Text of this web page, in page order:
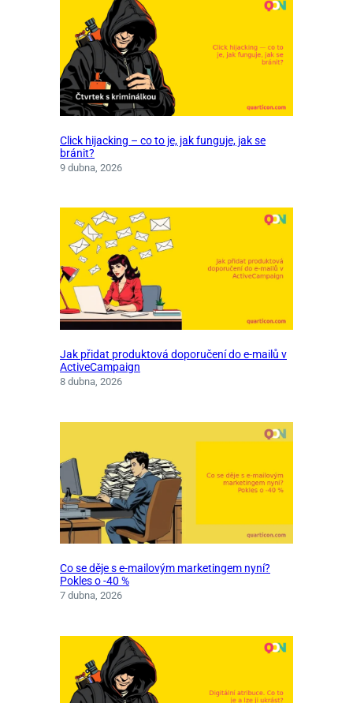
Click hijacking – co to je, jak funguje, jak se
bránit?
9 dubna, 2026
Jak přidat produktová doporučení do e-mailů v
ActiveCampaign
8 dubna, 2026
Co se děje s e-mailovým marketingem nyní?
Pokles o -40 %
7 dubna, 2026